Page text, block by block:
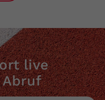
live